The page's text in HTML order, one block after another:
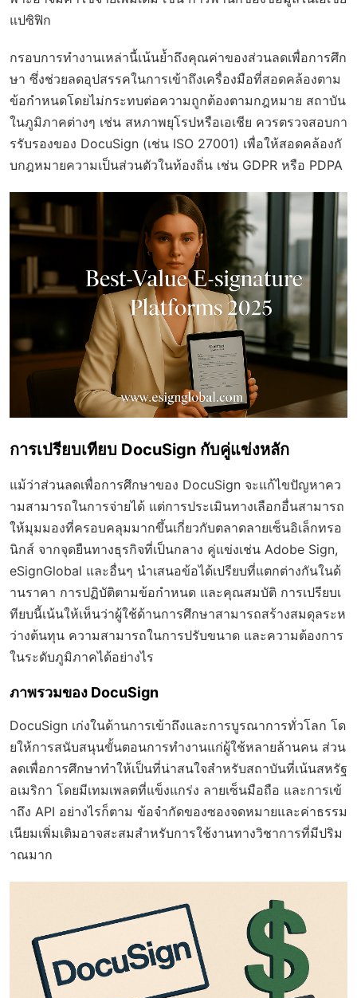
แปซิฟิก
กรอบการทำงานเหล่านี้เน้นย้ำถึงคุณค่าของส่วนลดเพื่อการศึก
ษา ซึ่งช่วยลดอุปสรรคในการเข้าถึงเครื่องมือที่สอดคล้องตาม
ข้อกำหนดโดยไม่กระทบต่อความถูกต้องตามกฎหมาย สถาบัน
ในภูมิภาคต่างๆ เช่น สหภาพยุโรปหรือเอเชีย ควรตรวจสอบกา
รรับรองของ DocuSign (เช่น ISO 27001) เพื่อให้สอดคล้องกั
บกฎหมายความเป็นส่วนตัวในท้องถิ่น เช่น GDPR หรือ PDPA
การเปรียบเทียบ DocuSign กับคู่แข่งหลัก
แม้ว่าส่วนลดเพื่อการศึกษาของ DocuSign จะแก้ไขปัญหาคว
ามสามารถในการจ่ายได้ แต่การประเมินทางเลือกอื่นสามารถ
ให้มุมมองที่ครอบคลุมมากขึ้นเกี่ยวกับตลาดลายเซ็นอิเล็กทรอ
นิกส์ จากจุดยืนทางธุรกิจที่เป็นกลาง คู่แข่งเช่น Adobe Sign,
eSignGlobal และอื่นๆ นำเสนอข้อได้เปรียบที่แตกต่างกันในด้
านราคา การปฏิบัติตามข้อกำหนด และคุณสมบัติ การเปรียบเ
ทียบนี้เน้นให้เห็นว่าผู้ใช้ด้านการศึกษาสามารถสร้างสมดุลระห
ว่างต้นทุน ความสามารถในการปรับขนาด และความต้องการ
ในระดับภูมิภาคได้อย่างไร
ภาพรวมของ DocuSign
DocuSign เก่งในด้านการเข้าถึงและการบูรณาการทั่วโลก โด
ยให้การสนับสนุนขั้นตอนการทำงานแก่ผู้ใช้หลายล้านคน ส่วน
ลดเพื่อการศึกษาทำให้เป็นที่น่าสนใจสำหรับสถาบันที่เน้นสหรัฐ
อเมริกา โดยมีเทมเพลตที่แข็งแกร่ง ลายเซ็นมือถือ และการเข้
าถึง API อย่างไรก็ตาม ข้อจำกัดของซองจดหมายและค่าธรรม
เนียมเพิ่มเติมอาจสะสมสำหรับการใช้งานทางวิชาการที่มีปริม
าณมาก